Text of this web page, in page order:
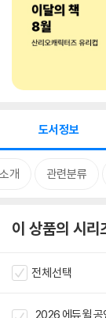
도서정보
개 관련분류
이 상품의 시리
전체선택
2026 에듀윌 공